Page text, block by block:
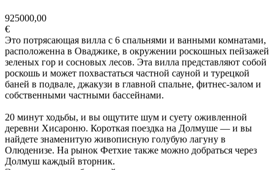
925000,00
€
Это потрясающая вилла с 6 спальнями и ванными комнатами,
расположенна в Оваджике, в окружении роскошных пейзажей
зеленых гор и сосновых лесов. Эта вилла представляют собой
роскошь и может похвастаться частной сауной и турецкой
баней в подвале, джакузи в главной спальне, фитнес-залом и
собственными частными бассейнами.
20 минут ходьбы, и вы ощутите шум и суету оживленной
деревни Хисароню. Короткая поездка на Долмуше — и вы
найдете знаменитую живописную голубую лагуну в
Олюденизе. На рынок Фетхие также можно добраться через
Долмуш каждый вторник.